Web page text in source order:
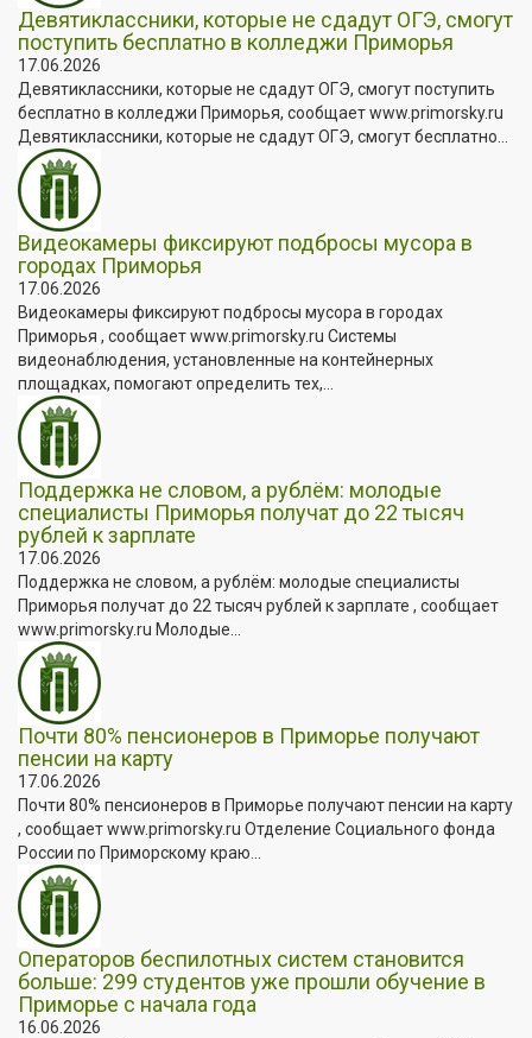
Девятиклассники, которые не сдадут ОГЭ, смогут
поступить бесплатно в колледжи Приморья
17.06.2026
Девятиклассники, которые не сдадут ОГЭ, смогут поступить
бесплатно в колледжи Приморья, сообщает www.primorsky.ru
Девятиклассники, которые не сдадут ОГЭ, смогут бесплатно...
Видеокамеры фиксируют подбросы мусора в
городах Приморья
17.06.2026
Видеокамеры фиксируют подбросы мусора в городах
Приморья , сообщает www.primorsky.ru Системы
видеонаблюдения, установленные на контейнерных
площадках, помогают определить тех,...
Поддержка не словом, а рублём: молодые
специалисты Приморья получат до 22 тысяч
рублей к зарплате
17.06.2026
Поддержка не словом, а рублём: молодые специалисты
Приморья получат до 22 тысяч рублей к зарплате , сообщает
www.primorsky.ru Молодые...
Почти 80% пенсионеров в Приморье получают
пенсии на карту
17.06.2026
Почти 80% пенсионеров в Приморье получают пенсии на карту
, сообщает www.primorsky.ru Отделение Социального фонда
России по Приморскому краю...
Операторов беспилотных систем становится
больше: 299 студентов уже прошли обучение в
Приморье с начала года
16.06.2026